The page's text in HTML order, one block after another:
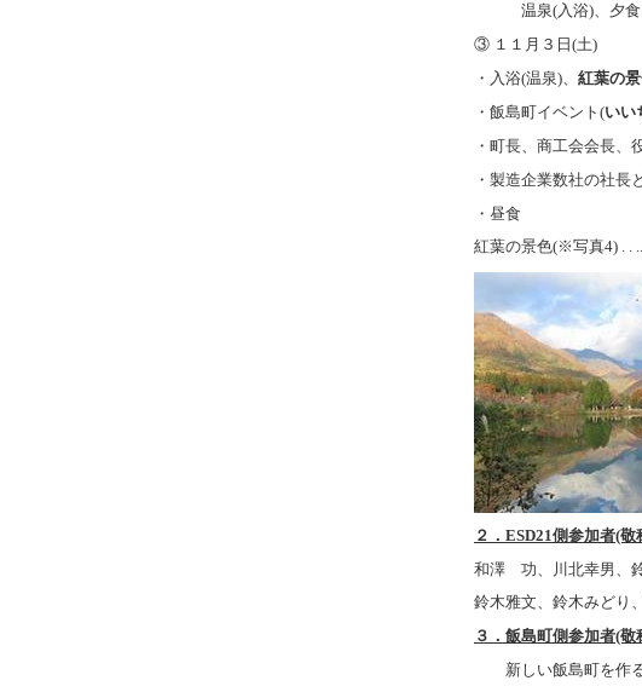
温泉(入浴)、夕食
③ １１月３日(土)
・入浴(温泉)、 紅葉の
・飯島町イベント(いい
・町長、商工会会長、
・製造企業数社の社長
・昼食
紅葉の景色(※写真4) . .
２．ESD21側参加者(敬
和澤 功、川北幸男、
鈴木雅文、鈴木みどり
３．飯島町側参加者(敬
新しい飯島町を作